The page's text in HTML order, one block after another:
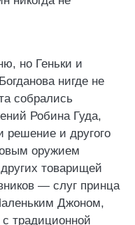
но Геньки и
нигде не
собрались
Робина Гуда,
и другого
оружием
товарищей
— слуг принца
Джоном,
традиционной